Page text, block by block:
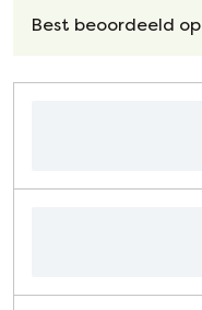
Best beoordeeld op